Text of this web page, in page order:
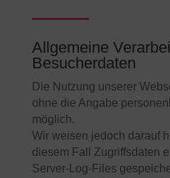
Allgemeine
Besucherdaten
Die Nutzung unserer
ohne die Angabe
möglich.
Wir weisen jedoch darauf
diesem Fall Zugriffsdaten
Server-Log-Files